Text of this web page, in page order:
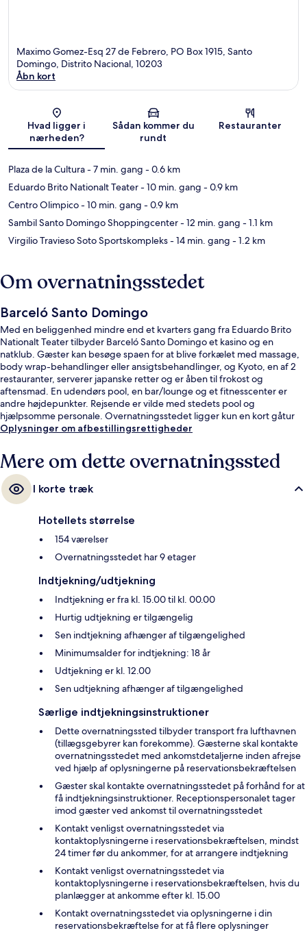
Maximo Gomez-Esq 27 de Febrero, PO Box 1915, Santo
Domingo, Distrito Nacional, 10203
Åbn kort
Hvad ligger i
nærheden?
Sådan kommer du
rundt
Restauranter
Plaza de la Cultura- 7 min. gang - 0.6 km
Eduardo Brito Nationalt Teater- 10 min. gang - 0.9 km
Centro Olimpico- 10 min. gang - 0.9 km
Sambil Santo Domingo Shoppingcenter- 12 min. gang - 1.1 km
Virgilio Travieso Soto Sportskompleks- 14 min. gang - 1.2 km
Om overnatningsstedet
Barceló Santo Domingo
Med en beliggenhed mindre end et kvarters gang fra Eduardo Brito
Nationalt Teater tilbyder Barceló Santo Domingo et kasino og en
natklub. Gæster kan besøge spaen for at blive forkælet med massage,
body wrap-behandlinger eller ansigtsbehandlinger, og Kyoto, en af 2
restauranter, serverer japanske retter og er åben til frokost og
aftensmad. En udendørs pool, en bar/lounge og et fitnesscenter er
andre højdepunkter. Rejsende er vilde med stedets pool og
hjælpsomme personale. Overnatningsstedet ligger kun en kort gåtur
fra offentlig transport: Juan Bosch Metrostation ligger 5 minutter væk
Oplysninger om afbestillingsrettigheder
Mere om dette overnatningssted
I korte træk
Hotellets størrelse
154 værelser
Overnatningsstedet har 9 etager
Indtjekning/udtjekning
Indtjekning er fra kl. 15.00 til kl. 00.00
Hurtig udtjekning er tilgængelig
Sen indtjekning afhænger af tilgængelighed
Minimumsalder for indtjekning: 18 år
Udtjekning er kl. 12.00
Sen udtjekning afhænger af tilgængelighed
Særlige indtjekningsinstruktioner
Dette overnatningssted tilbyder transport fra lufthavnen
(tillægsgebyrer kan forekomme). Gæsterne skal kontakte
overnatningsstedet med ankomstdetaljerne inden afrejse
ved hjælp af oplysningerne på reservationsbekræftelsen
Gæster skal kontakte overnatningsstedet på forhånd for at
få indtjekningsinstruktioner. Receptionspersonalet tager
imod gæster ved ankomst til overnatningsstedet
Kontakt venligst overnatningsstedet via
kontaktoplysningerne i reservationsbekræftelsen, mindst
24 timer før du ankommer, for at arrangere indtjekning
Kontakt venligst overnatningsstedet via
kontaktoplysningerne i reservationsbekræftelsen, hvis du
planlægger at ankomme efter kl. 15.00
Kontakt overnatningsstedet via oplysningerne i din
reservationsbekræftelse for at få flere oplysninger